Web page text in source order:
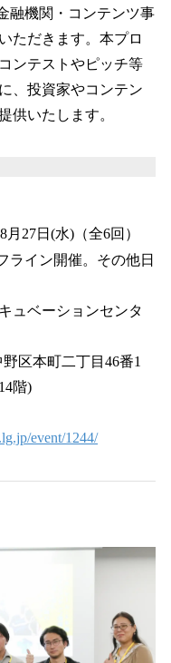
融機関・コンテンツ事
ただきます。本プロ
ンテストやピッチ等
、投資家やコンテン
供いたします。
月27日(水)（全6回）
イン開催。その他日
ベーションセンタ
町二丁目46番1
階)
event/1244/